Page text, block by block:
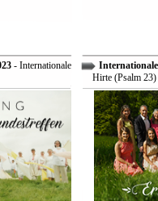
- Internationale
Hirte (Psalm 23)